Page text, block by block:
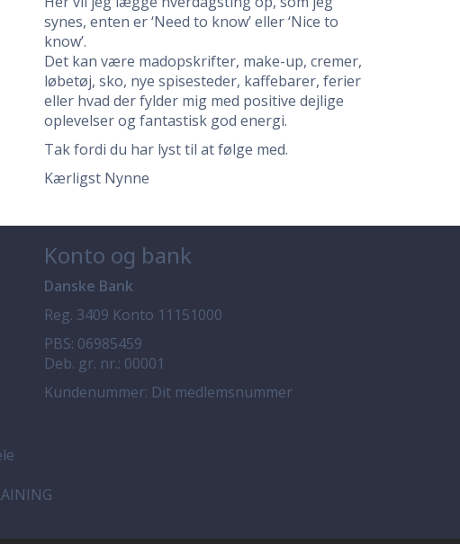
synes, enten er ‘Need to know’ eller ‘Nice to
know’.
Det kan være madopskrifter, make-up, cremer,
løbetøj, sko, nye spisesteder, kaffebarer, ferier
eller hvad der fylder mig med positive dejlige
oplevelser og fantastisk god energi.
Tak fordi du har lyst til at følge med.
Kærligst Nynne
Konto og bank
Danske Bank
Reg. 3409 Konto 11151000
PBS: 06985459
Deb. gr. nr.: 00001
Kundenummer: Dit medlemsnummer